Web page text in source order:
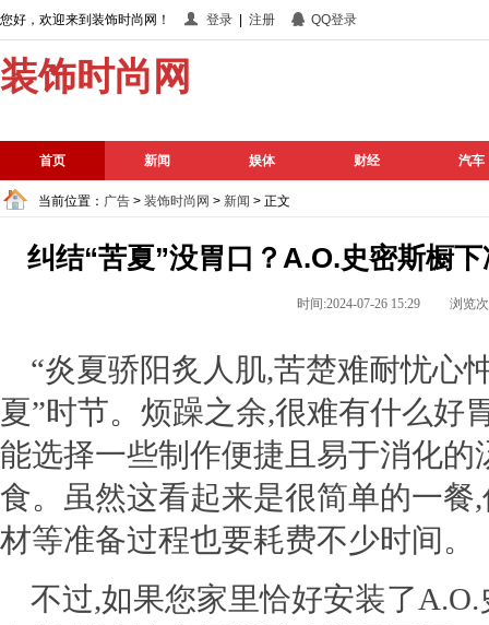
您好，欢迎来到装饰时尚网！ 登录 注册 QQ登录
装饰时尚网
首页 新闻 娱体 财经 汽车
当前位置： 广告 > 装饰时尚网 > 新闻 > 正文
纠结“苦夏”没胃口？A.O.史密斯橱
时间:2024-07-26 15:29 浏览
“炎夏骄阳炙人肌,苦楚难耐忧心
夏”时节。烦躁之余,很难有什么好
能选择一些制作便捷且易于消化
食。虽然这看起来是很简单的一餐
材等准备过程也要耗费不少时间。
不过,如果您家里恰好安装了